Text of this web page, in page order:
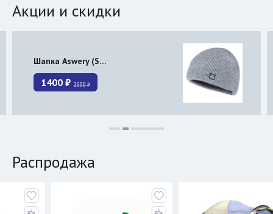
Акции и скидки
Шапка Aswery (Satila) MOIRANA
1400 ₽ 2000 ₽
Распродажа